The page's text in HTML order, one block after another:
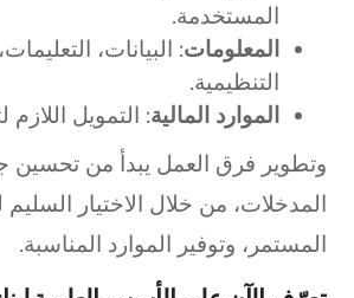
المستخدمة.
المعلومات: البيانات،
التنظيمية.
الموارد المالية: التمويل اللازم
وتطوير فرق العمل يبدأ من تحسين
المدخلات، من خلال الاختيار السليم
المستمر، وتوفير الموارد المناسبة.